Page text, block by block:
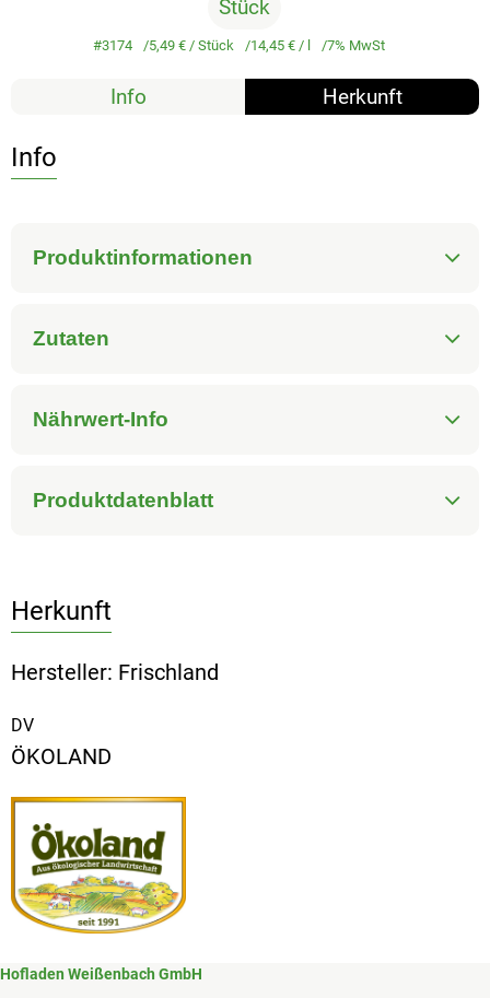
Stück
#3174 5,49 €/ Stück 14,45 €/ l 7% MwSt
Info Herkunft
Info
Produktinformationen
Zutaten
Nährwert-Info
Produktdatenblatt
Herkunft
Hersteller: Frischland
DV
ÖKOLAND
Hofladen Weißenbach GmbH